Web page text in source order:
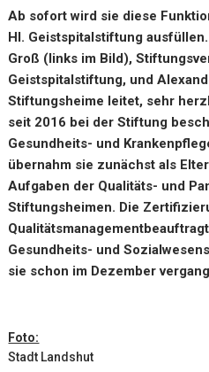
Ab sofort wird sie diese
Hl. Geistspitalstiftung
Groß (links im Bild),
Geistspitalstiftung, und
Stiftungsheime leitet, sehr
seit 2016 bei der Stiftung
Gesundheits- und
übernahm sie zunächst als
Aufgaben der Qualitäts- und
Stiftungsheimen. Die
Gesundheits- und
sie schon im Dezember
Foto:
Stadt Landshut